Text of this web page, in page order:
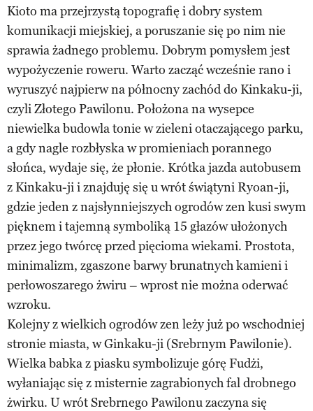
Kioto ma przejrzystą topografię i dobry system
komunikacji miejskiej, a poruszanie się po nim nie
sprawia żadnego problemu. Dobrym pomysłem jest
wypożyczenie roweru. Warto zacząć wcześnie rano i
wyruszyć najpierw na północny zachód do Kinkaku-ji,
czyli Złotego Pawilonu. Położona na wysepce
niewielka budowla tonie w zieleni otaczającego parku,
a gdy nagle rozbłyska w promieniach porannego
słońca, wydaje się, że płonie. Krótka jazda autobusem
z Kinkaku-ji i znajduję się u wrót świątyni Ryoan-ji,
gdzie jeden z najsłynniejszych ogrodów zen kusi swym
pięknem i tajemną symboliką 15 głazów ułożonych
przez jego twórcę przed pięcioma wiekami. Prostota,
minimalizm, zgaszone barwy brunatnych kamieni i
perłowoszarego żwiru – wprost nie można oderwać
wzroku.
Kolejny z wielkich ogrodów zen leży już po wschodniej
stronie miasta, w Ginkaku-ji (Srebrnym Pawilonie).
Wielka babka z piasku symbolizuje górę Fudżi,
wyłaniając się z misternie zagrabionych fal drobnego
żwirku. U wrót Srebrnego Pawilonu zaczyna się